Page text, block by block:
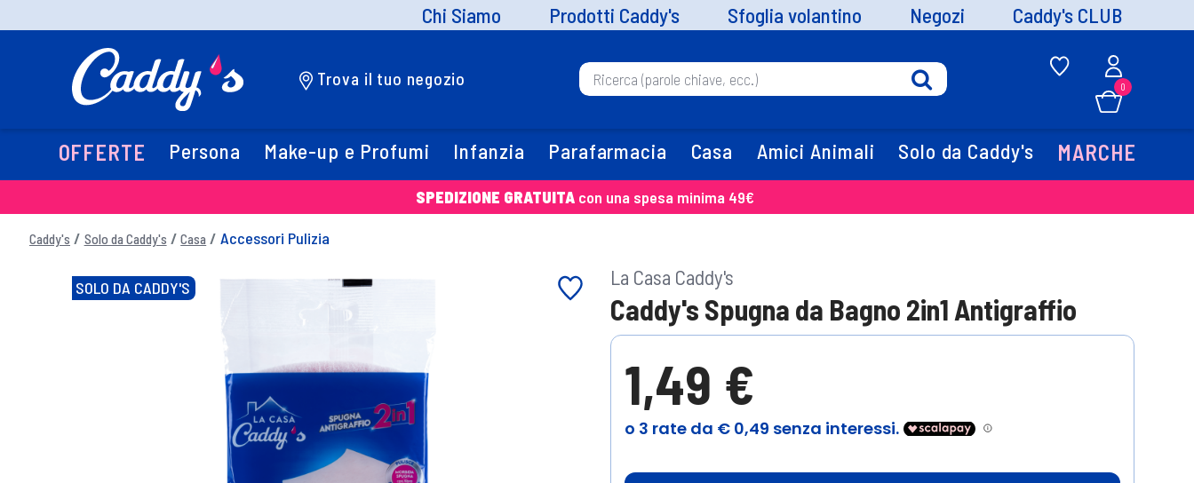
Chi Siamo Prodotti Caddy's Sfoglia volantino Negozi Caddy's CLUB
Trova il tuo negozio 0
OFFERTE Persona Make-up e Profumi Infanzia Parafarmacia Casa Amici Animali Solo da Caddy's MARCHE
SPEDIZIONE GRATUITA con una spesa minima 49€
Caddy's Solo da Caddy's Casa Accessori Pulizia
SOLO DA CADDY'S La Casa Caddy's
Caddy's Spugna da Bagno 2in1 Antigraffio
1,49 €